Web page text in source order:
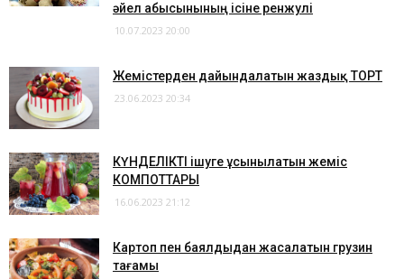
әйел абысынының ісіне ренжулі
10.07.2023 20:00
​Жемістерден дайындалатын жаздық ТОРТ
23.06.2023 20:34
​КҮНДЕЛІКТІ ішуге ұсынылатын жеміс
КОМПОТТАРЫ
16.06.2023 21:12
​Картоп пен баялдыдан жасалатын грузин
тағамы